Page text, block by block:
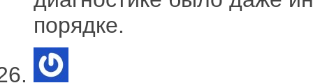
порядке.